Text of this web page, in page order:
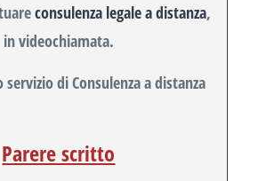
consulenza legale a distanza,
in videochiamata.
di Consulenza a distanza
Parere scritto